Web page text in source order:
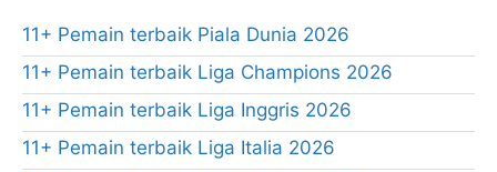
11+ Pemain terbaik Piala Dunia 2026
11+ Pemain terbaik Liga Champions 2026
11+ Pemain terbaik Liga Inggris 2026
11+ Pemain terbaik Liga Italia 2026